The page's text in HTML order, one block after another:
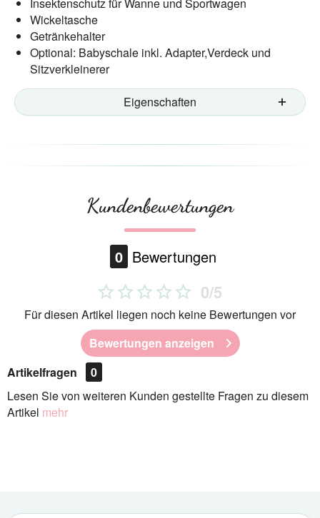
Wickeltasche
Getränkehalter
Optional: Babyschale inkl. Adapter,Verdeck und
Sitzverkleinerer
Eigenschaften
Kundenbewertungen
0 Bewertungen
0/5
Für diesen Artikel liegen noch keine Bewertungen vor
Bewertungen anzeigen
Artikelfragen
0
Lesen Sie von weiteren Kunden gestellte Fragen zu diesem
Artikel mehr